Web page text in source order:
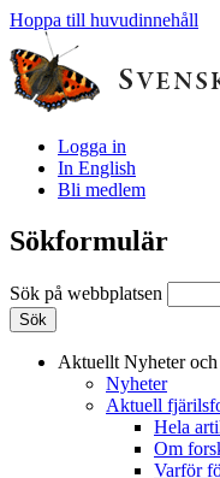
Hoppa till huvudinnehåll
Logga in
In English
Bli medlem
Sökformulär
Sök på webbplatsen
Aktuellt Nyheter
Nyheter
Aktuell
Hela
Om
Varför